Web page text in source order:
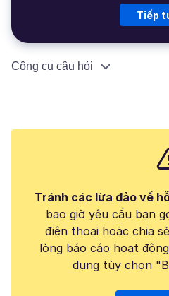
Tiếp
Công cụ câu hỏi
Tránh các lừa đảo về
bao giờ yêu cầu bạn
điện thoại hoặc chia
lòng báo cáo hoạt
dụng tùy chọn